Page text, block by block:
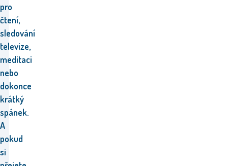
pro
čtení,
sledování
televize,
meditaci
nebo
dokonce
krátký
spánek.
A
pokud
si